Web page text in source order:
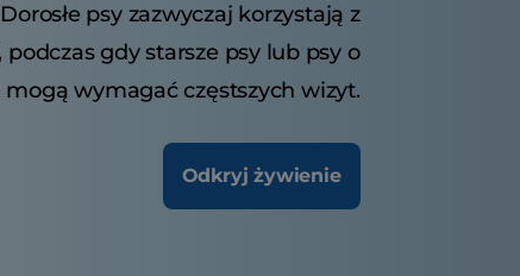
psy zazwyczaj korzystają z
gdy starsze psy lub psy o
wymagać częstszych wizyt.
Odkryj żywienie